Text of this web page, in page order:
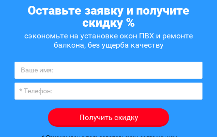
Оставьте заявку и получите
скидку %
сэкономьте на установке окон ПВХ и ремонте
балкона, без ущерба качеству
Получить скидку